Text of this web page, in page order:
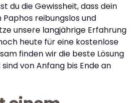
du die Gewissheit, dass dein
reibungslos und
unsere langjährige Erfahrung
heute für eine kostenlose
finden wir die beste Lösung
von Anfang bis Ende an